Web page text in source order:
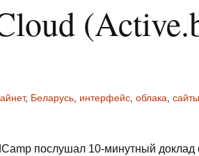
, Беларусь интерфейс облака сайты
послушал 10-минутный доклад